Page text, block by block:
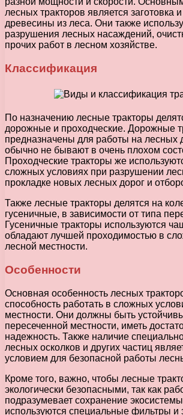
лесных тракторов является заготовка
древесины из леса. Они также
разрушения лесных насаждений,
прочих работ в лесном хозяйстве.
Классификация
По назначению лесные тракторы
дорожные и проходческие. Дорожные
предназначены для работы на лесных
обычно не бывают в очень плохом
Проходческие тракторы же
сложных условиях при разрушении
прокладке новых лесных дорог и
Также лесные тракторы делятся на
гусеничные, в зависимости от типа
Гусеничные тракторы используются
обладают лучшей проходимостью в
лесной местности.
Особенности
Основная особенность лесных
способность работать в сложных
местности. Они должны быть
пересеченной местности, иметь
надежность. Также наличие
лесных осколков и других частиц
условием для безопасной работы
Кроме того, важно, чтобы лесные
экологически безопасными, так как
подразумевает сохранение
используются специальные фильтры и